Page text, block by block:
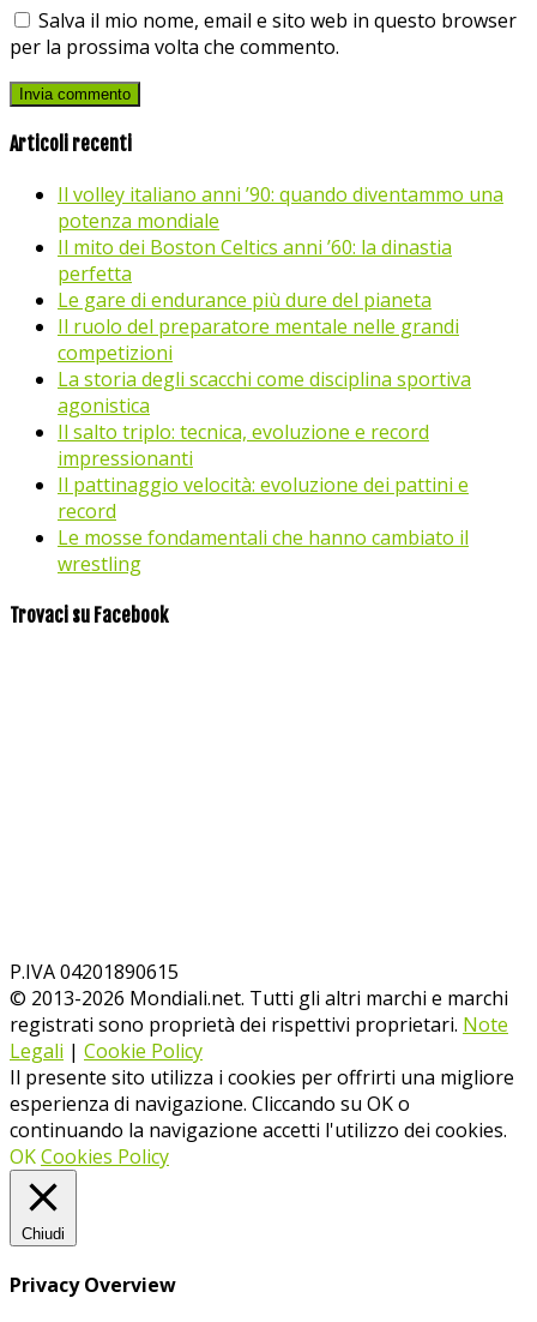
Salva il mio nome, email e sito web in questo browser
per la prossima volta che commento.
Articoli recenti
Il volley italiano anni ’90: quando diventammo una
potenza mondiale
Il mito dei Boston Celtics anni ’60: la dinastia
perfetta
Le gare di endurance più dure del pianeta
Il ruolo del preparatore mentale nelle grandi
competizioni
La storia degli scacchi come disciplina sportiva
agonistica
Il salto triplo: tecnica, evoluzione e record
impressionanti
Il pattinaggio velocità: evoluzione dei pattini e
record
Le mosse fondamentali che hanno cambiato il
wrestling
Trovaci su Facebook
P.IVA 04201890615
© 2013-2026 Mondiali.net. Tutti gli altri marchi e marchi
registrati sono proprietà dei rispettivi proprietari. Note
Legali | Cookie Policy
Il presente sito utilizza i cookies per offrirti una migliore
esperienza di navigazione. Cliccando su OK o
continuando la navigazione accetti l'utilizzo dei cookies.
OKCookies Policy
Chiudi
Privacy Overview